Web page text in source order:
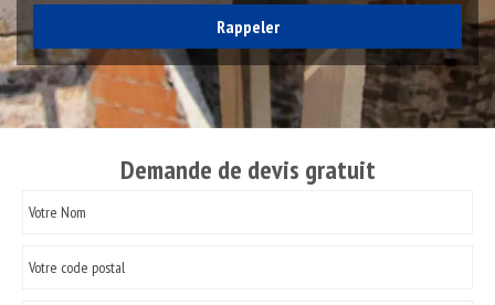
Demande de devis gratuit